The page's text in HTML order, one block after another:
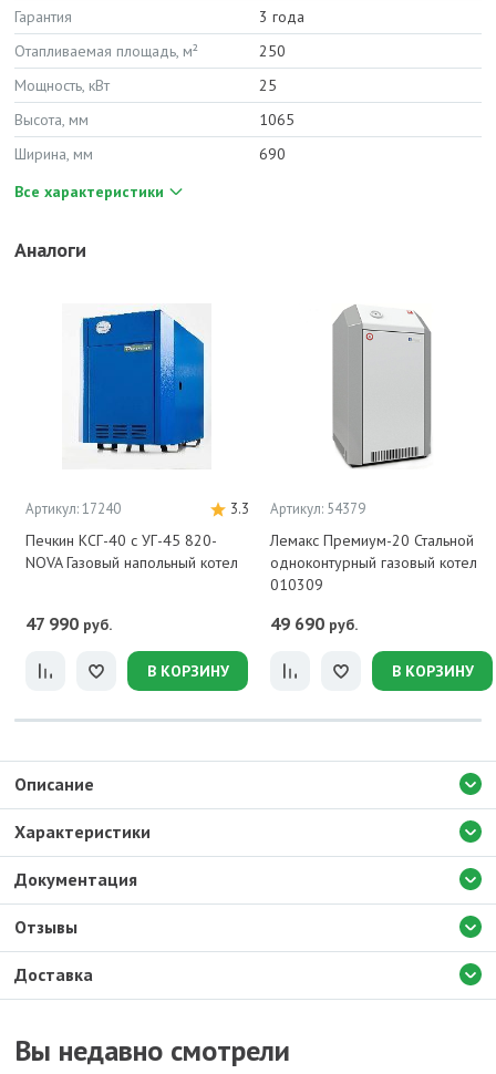
Гарантия
3 года
Отапливаемая площадь, м²
250
Мощность, кВт
25
Высота, мм
1065
Ширина, мм
690
Все характеристики
Аналоги
Артикул: 17240 3.3
Печкин КСГ-40 с УГ-45 820-
NOVA Газовый напольный котел
47 990 руб.
В КОРЗИНУ
Артикул: 54379
Лемакс Премиум-20 Стальной
одноконтурный газовый котел
010309
49 690 руб.
В КОРЗИНУ
Доставка
Описание
Характеристики
Документация
Отзывы
Вы недавно смотрели